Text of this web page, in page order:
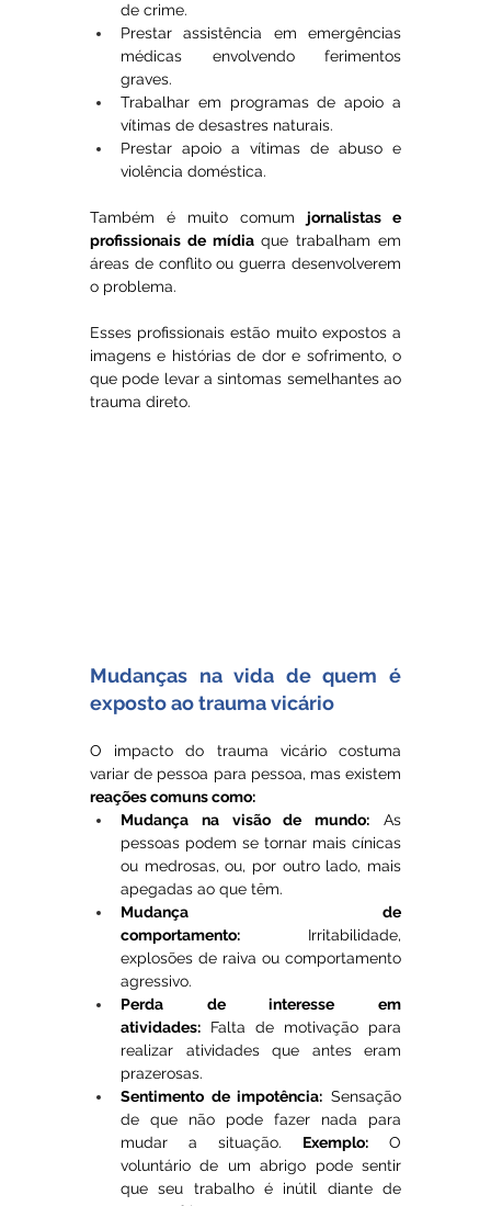
de crime.
Prestar assistência em emergências
médicas envolvendo ferimentos
graves.
Trabalhar em programas de apoio a
vítimas de desastres naturais.
Prestar apoio a vítimas de abuso e
violência doméstica.
Também é muito comum jornalistas e
profissionais de mídia que trabalham em
áreas de conflito ou guerra desenvolverem
o problema.
Esses profissionais estão muito expostos a
imagens e histórias de dor e sofrimento, o
que pode levar a sintomas semelhantes ao
trauma direto.
Mudanças na vida de quem é
exposto ao trauma vicário
O impacto do trauma vicário costuma
reações comuns como:
Mudança na visão de mundo: As
pessoas podem se tornar mais cínicas
ou medrosas, ou, por outro lado, mais
apegadas ao que têm.
Mudança de
comportamento: Irritabilidade,
explosões de raiva ou comportamento
agressivo.
Perda de interesse em
atividades: Falta de motivação para
realizar atividades que antes eram
prazerosas.
Sentimento de impotência: Sensação
de que não pode fazer nada para
mudar a situação. Exemplo: O
voluntário de um abrigo pode sentir
que seu trabalho é inútil diante de